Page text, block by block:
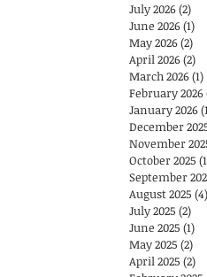
July 2026(2)
June 2026(1)
May 2026(2)
April 2026(2)
March 2026(1)
February 2026
January 2026
December
November
October 2025
September
August 2025 (4)
July 2025 (2)
June 2025 (1)
May 2025 (2)
April 2025 (2)